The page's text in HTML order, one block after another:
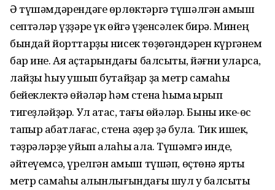
Ә түшәмдәрендәге өрлөктәргә түшәлгән ҡамыш
септәләр үҙҙәре үк өйгә үҙенсәлек бирә. Минең
бындай йорттарҙы нисек төҙөгәндәрен күргәнем
бар ине. Аяҡ аҫтарындағы балсыҡты, йәғни уларса,
лайҙы һыу ҡушып бутайҙар ҙа метр самаһы
бейеклектә өйәләр һәм стена һымаҡ ҡырҡып
тигеҙләйҙәр. Ул ҡатҡас, тағы өйәләр. Быны ике-өс
тапҡыр ҡабатлағас, стена әҙер ҙә була. Тик ишек,
тәҙрәләрҙе уйып алаһы ҡала. Түшәмгә инде,
әйтеүемсә, үрелгән ҡамыш түшәп, өҫтөнә ярты
метр самаһы ҡалынлығындағы шул уҡ балсыҡты